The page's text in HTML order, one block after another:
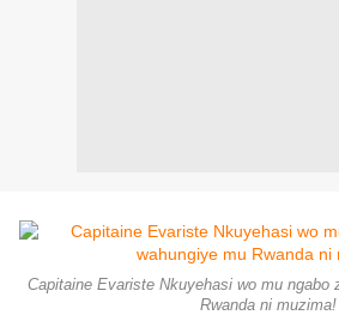
Capitaine Evariste Nkuyehasi wo mu ngabo
Rwanda ni muzima!